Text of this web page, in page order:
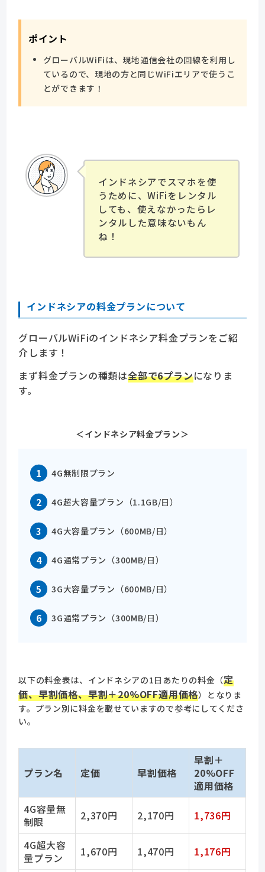
ポイント
グローバルWiFiは、現地通信会社の回線を利用し
ているので、現地の方と同じWiFiエリアで使うこ
とができます！
インドネシアでスマホを使
うために、WiFiをレンタル
しても、使えなかったらレ
ンタルした意味ないもん
ね！
インドネシアの料金プランについて
グローバルWiFiのインドネシア料金プランをご紹
介します！
まず料金プランの種類は全部で6プランになりま
す。
＜インドネシア料金プラン＞
4G無制限プラン
4G超大容量プラン（1.1GB/日）
4G大容量プラン（600MB/日）
4G通常プラン（300MB/日）
3G大容量プラン（600MB/日）
3G通常プラン（300MB/日）
以下の料金表は、インドネシアの1日あたりの料金（定
価、早割価格、早割＋20%OFF適用価格）となりま
す。プラン別に料金を載せていますので参考にしてくださ
い。
プラン名 定価 早割価格
早割＋
20%OFF
適用価格
4G容量無
制限
2,370円 2,170円 1,736円
4G超大容
量プラン
1,670円 1,470円 1,176円